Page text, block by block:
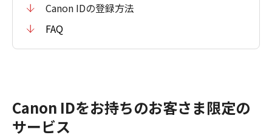
Canon IDの登録方法
FAQ
Canon IDをお持ちのお客さま限定の
サービス